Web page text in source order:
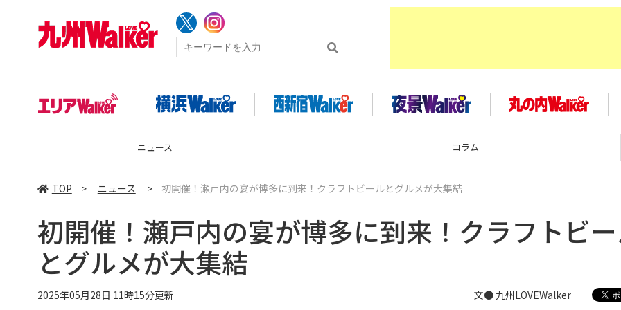
ニュース コラム
TOP > ニュース > 初開催！瀬戸内の宴が博多に到来！クラフトビールとグルメが大集結
初開催！瀬戸内の宴が博多に到来！クラフトビ
とグルメが大集結
2025年05月28日 11時15分更新 文● 九州LOVEWalker